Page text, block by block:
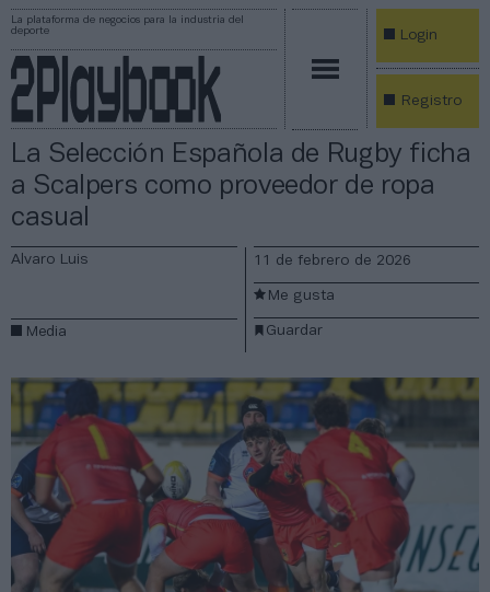
La plataforma de negocios para la industria del
deporte
Login
Registro
La Selección Española de Rugby ficha
a Scalpers como proveedor de ropa
casual
Alvaro Luis
Media
11 de febrero de 2026
Guardar
Me gusta